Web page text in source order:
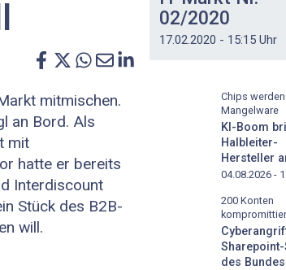
mitmischen.
an Bord. Als
mit
hatte er bereits
Interdiscount
Stück des B2B-
will.
02/2020
17.02.2020 - 15:15 Uhr
Chips werden
Mangelware
KI-Boom
Halbleiter-
Hersteller
04.08.2026 -
200 Konten
des Bundes